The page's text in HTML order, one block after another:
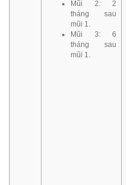
Mũi 2: 2
tháng sau
mũi 1.
Mũi 3: 6
tháng sau
mũi 1.